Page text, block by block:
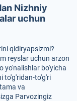
Nizhniy
uchun
qidiryapsizmi?
reyslar uchun arzon
yo'nalishlar bo'yicha
to'g'ridan-to'g'ri
va
Parvozingiz